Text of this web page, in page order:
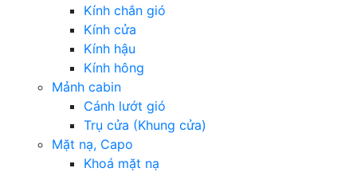
Kính chắn gió
Kính cửa
Kính hậu
Kính hông
Mảnh cabin
Cánh lướt gió
Trụ cửa (Khung cửa)
Mặt nạ, Capo
Khoá mặt nạ